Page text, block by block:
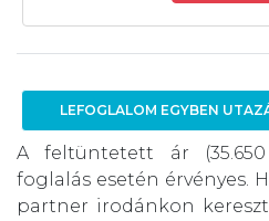
LEFOGLALOM EGYBEN
A feltüntetett ár
foglalás esetén érvényes.
partner irodánkon